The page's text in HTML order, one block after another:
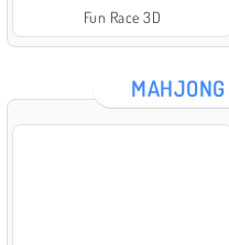
Fun Race 3D